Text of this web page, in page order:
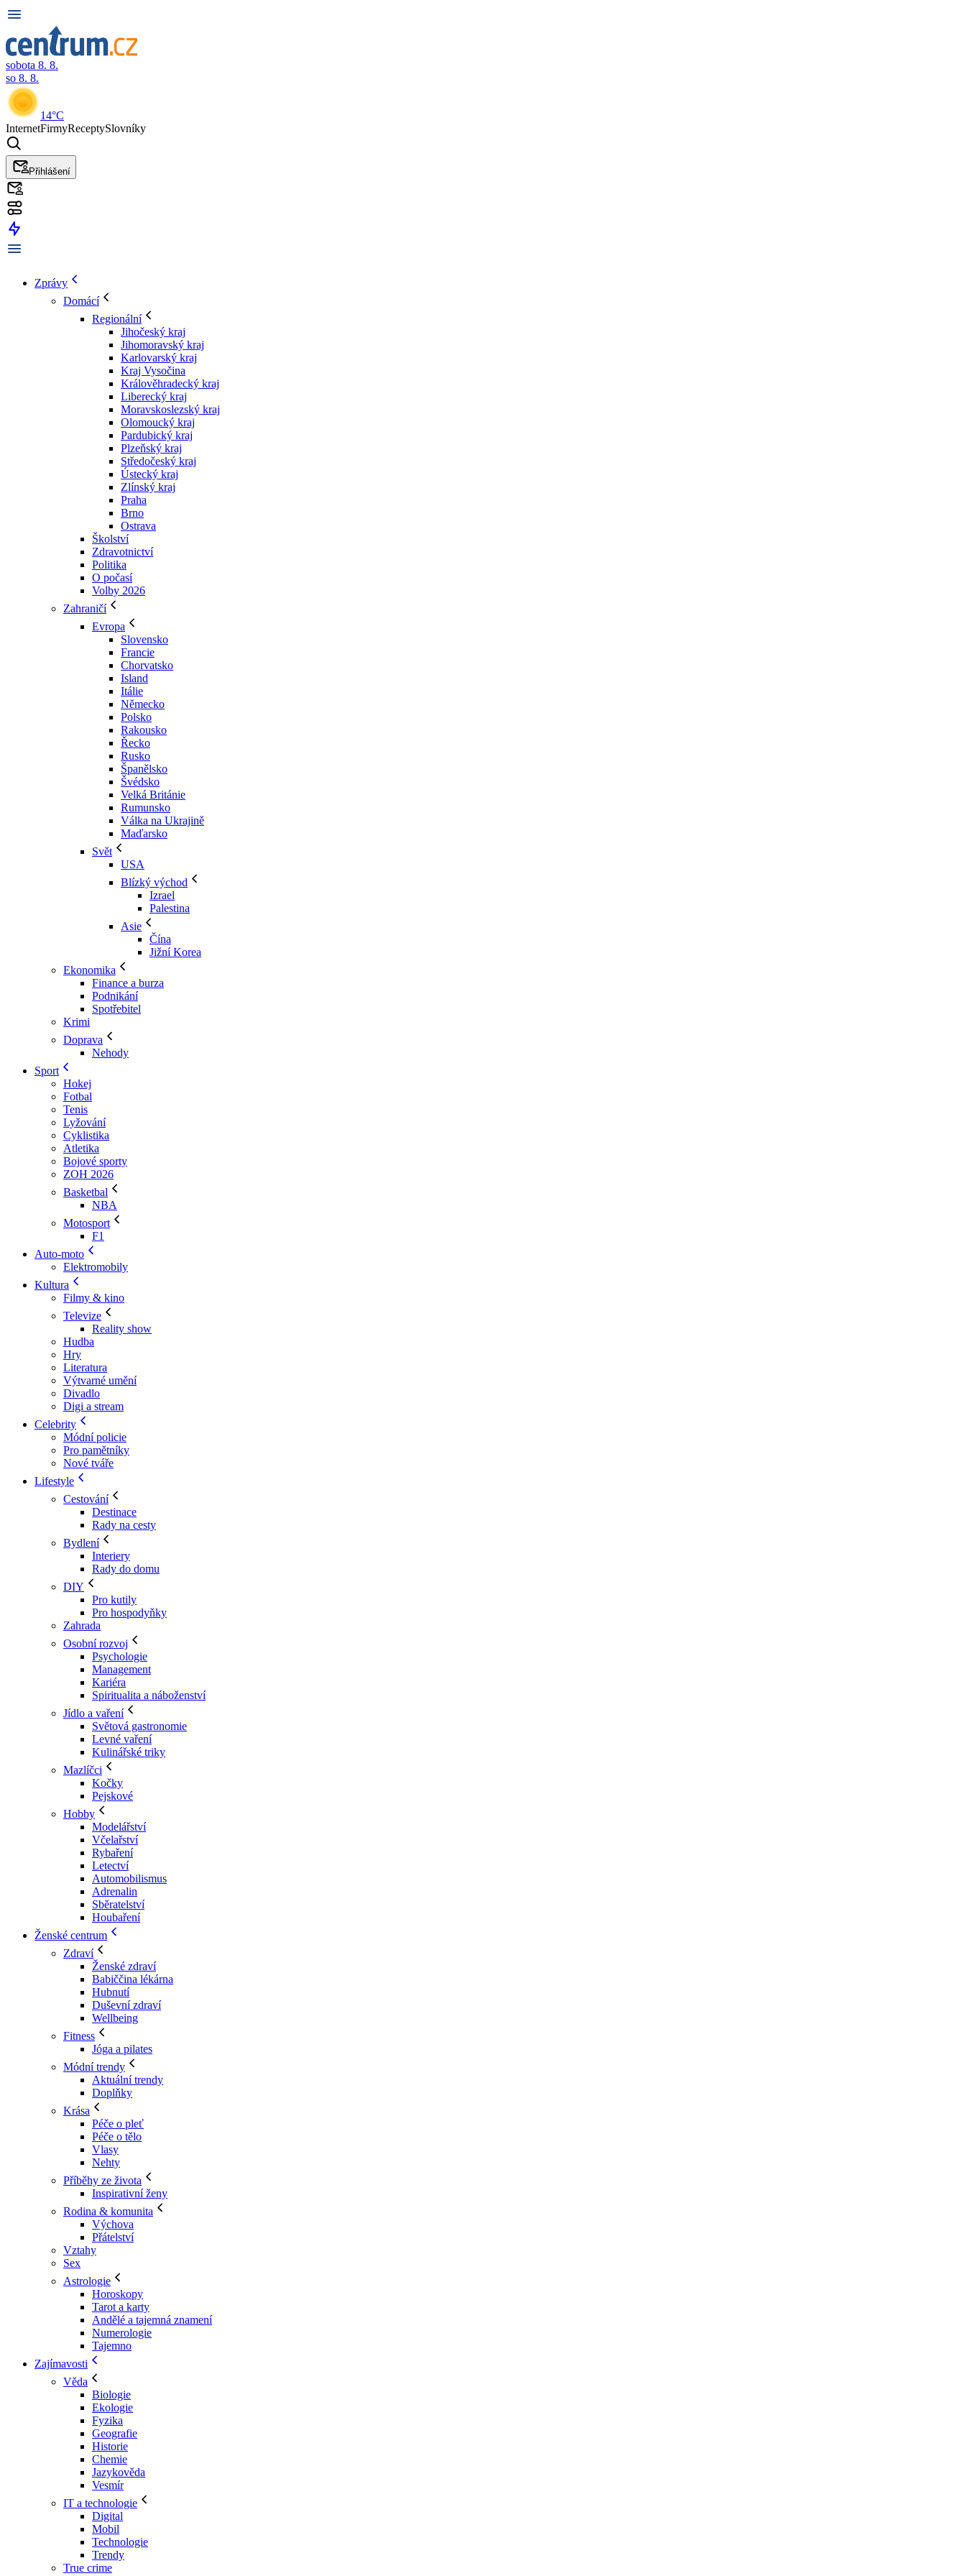
sobota 8. 8.
so 8. 8.
14°C
InternetFirmyReceptySlovníky
Přihlášení
Zprávy
Domácí
Regionální
Jihočeský kraj
Jihomoravský kraj
Karlovarský kraj
Kraj Vysočina
Králověhradecký kraj
Liberecký kraj
Moravskoslezský kraj
Olomoucký kraj
Pardubický kraj
Plzeňský kraj
Středočeský kraj
Ústecký kraj
Zlínský kraj
Praha
Brno
Ostrava
Školství
Zdravotnictví
Politika
O počasí
Volby 2026
Zahraničí
Evropa
Slovensko
Francie
Chorvatsko
Island
Itálie
Německo
Polsko
Rakousko
Řecko
Rusko
Španělsko
Švédsko
Velká Británie
Rumunsko
Válka na Ukrajině
Maďarsko
Svět
USA
Blízký východ
Izrael
Palestina
Asie
Čína
Jižní Korea
Ekonomika
Finance a burza
Podnikání
Spotřebitel
Krimi
Doprava
Nehody
Sport
Hokej
Fotbal
Tenis
Lyžování
Cyklistika
Atletika
Bojové sporty
ZOH 2026
Basketbal
NBA
Motosport
F1
Auto-moto
Elektromobily
Kultura
Filmy & kino
Televize
Reality show
Hudba
Hry
Literatura
Výtvarné umění
Divadlo
Digi a stream
Celebrity
Módní policie
Pro pamětníky
Nové tváře
Lifestyle
Cestování
Destinace
Rady na cesty
Bydlení
Interiery
Rady do domu
DIY
Pro kutily
Pro hospodyňky
Zahrada
Osobní rozvoj
Psychologie
Management
Kariéra
Spiritualita a náboženství
Jídlo a vaření
Světová gastronomie
Levné vaření
Kulinářské triky
Mazlíčci
Kočky
Pejskové
Hobby
Modelářství
Včelařství
Rybaření
Letectví
Automobilismus
Adrenalin
Sběratelství
Houbaření
Ženské centrum
Zdraví
Ženské zdraví
Babiččina lékárna
Hubnutí
Duševní zdraví
Wellbeing
Fitness
Jóga a pilates
Módní trendy
Aktuální trendy
Doplňky
Krása
Péče o pleť
Péče o tělo
Vlasy
Nehty
Příběhy ze života
Inspirativní ženy
Rodina & komunita
Výchova
Přátelství
Vztahy
Sex
Astrologie
Horoskopy
Tarot a karty
Andělé a tajemná znamení
Numerologie
Tajemno
Zajímavosti
Věda
Biologie
Ekologie
Fyzika
Geografie
Historie
Chemie
Jazykověda
Vesmír
IT a technologie
Digital
Mobil
Technologie
Trendy
True crime